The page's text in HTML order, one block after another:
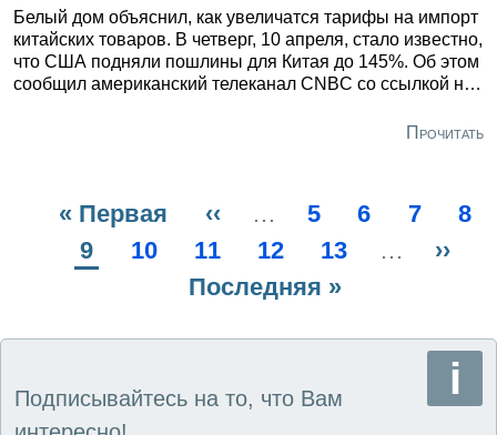
Белый дом объяснил, как увеличатся тарифы на импорт
китайских товаров. В четверг, 10 апреля, стало известно,
что США подняли пошлины для Китая до 145%. Об этом
сообщил американский телеканал CNBC со ссылкой на
Прочитать
Нумерация
страниц
Первая
страница
« Первая
Предыдущая
страница
‹‹ … Page
5 Page
6 Page
7
8
Текущая
страница
9 Page
10 Page
11 Page
12 Page
13 …
››
Последняя
Последняя »
Подписывайтесь на то, что Вам